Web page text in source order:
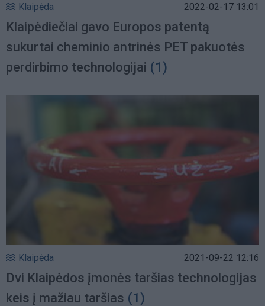
Klaipėda 2022-02-17 13:01
Klaipėdiečiai gavo Europos patentą
sukurtai cheminio antrinės PET pakuotės
perdirbimo technologijai (1)
Klaipėda 2021-09-22 12:16
Dvi Klaipėdos įmonės taršias technologijas
keis į mažiau taršias (1)